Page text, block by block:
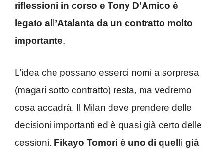
riflessioni in corso e Tony D’Amico è
legato all’Atalanta da un contratto molto
importante.
L’idea che possano esserci nomi a sorpresa
(magari sotto contratto) resta, ma vedremo
cosa accadrà. Il Milan deve prendere delle
decisioni importanti ed è quasi già certo delle
cessioni. Fikayo Tomori è uno di quelli già